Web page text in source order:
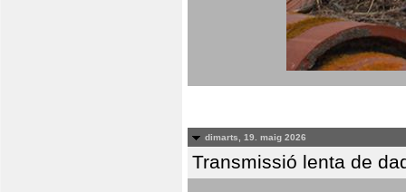
dimarts, 19. maig 2026
Transmissió lenta de